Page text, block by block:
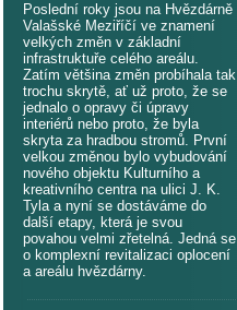
Poslední roky jsou na Hvězdárně
Valašské Meziříčí ve znamení
velkých změn v základní
infrastruktuře celého areálu.
Zatím většina změn probíhala tak
trochu skrytě, ať už proto, že se
jednalo o opravy či úpravy
interiérů nebo proto, že byla
skryta za hradbou stromů. První
velkou změnou bylo vybudování
nového objektu Kulturního a
kreativního centra na ulici J. K.
Tyla a nyní se dostáváme do
další etapy, která je svou
povahou velmi zřetelná. Jedná se
o komplexní revitalizaci oplocení
a areálu hvězdárny.